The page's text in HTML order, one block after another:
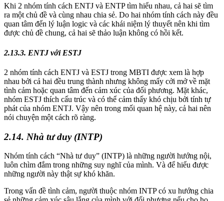
Khi 2 nhóm tính cách ENTJ và ENTP tìm hiểu nhau, cả hai sẽ tìm
ra một chủ đề và cùng nhau chia sẻ. Do hai nhóm tính cách này đều
quan tâm đến lý luận logic và các khái niệm lý thuyết nên khi tìm
được chủ đề chung, cả hai sẽ thảo luận không có hồi kết.
2.13.3. ENTJ với ESTJ
2 nhóm tính cách ENTJ và ESTJ trong MBTI được xem là hợp
nhau bởi cả hai đều trung thành nhưng không mấy cởi mở về mặt
tình cảm hoặc quan tâm đến cảm xúc của đối phương. Mặt khác,
nhóm ESTJ thích cấu trúc và có thể cảm thấy khó chịu bởi tính tự
phát của nhóm ENTJ. Vậy nên trong mối quan hệ này, cả hai nên
nói chuyện một cách rõ ràng.
2.14. Nhà tư duy (INTP)
Nhóm tính cách “Nhà tư duy” (INTP) là những người hướng nội,
luôn chìm đắm trong những suy nghĩ của mình. Và để hiểu được
những người này thật sự khó khăn.
Trong vấn đề tình cảm, người thuộc nhóm INTP có xu hướng chia